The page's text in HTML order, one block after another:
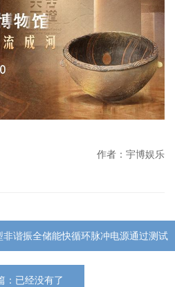
作者：宇博娱乐
谐振全储能快循环脉冲电源通过测试
：已经没有了